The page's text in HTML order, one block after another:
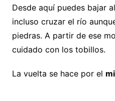
Desde aquí puedes bajar
incluso cruzar el río
piedras. A partir de ese
cuidado con los tobillos.
La vuelta se hace por el